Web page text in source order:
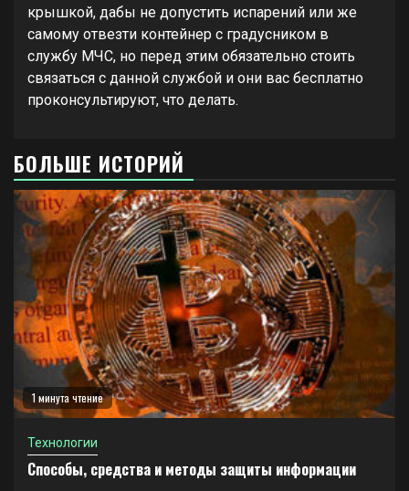
крышкой, дабы не допустить испарений или же
самому отвезти контейнер с градусником в
службу МЧС, но перед этим обязательно стоить
связаться с данной службой и они вас бесплатно
проконсультируют, что делать.
БОЛЬШЕ ИСТОРИЙ
1 минута чтение
Технологии
Способы, средства и методы защиты информации